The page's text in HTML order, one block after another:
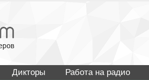
Дикторы Работа на радио